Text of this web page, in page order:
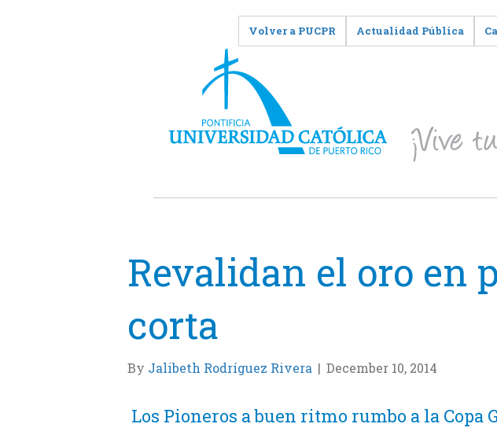
Volver a PUCPR Actualidad Pública
Revalidan el oro en
corta
By Jalibeth Rodríguez Rivera | December 10, 2014
Los Pioneros a buen ritmo rumbo a la Copa